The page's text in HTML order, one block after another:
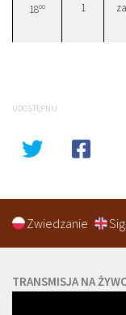
1800 1
UDOSTĘPNIJ
Zwiedzanie
TRANSMISJA NA